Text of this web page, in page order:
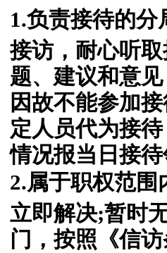
1.负责接待的
接访，耐心听
题、建议和意
因故不能参加
定人员代为接
情况报当日接
2.属于职权范围
立即解决;暂时
门，按照《信